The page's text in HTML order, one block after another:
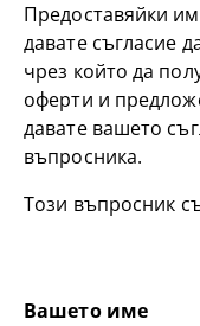
Предоставяйки
давате съгласие
чрез който да
оферти и
давате вашето
въпросника.
Този въпросник
Вашето име